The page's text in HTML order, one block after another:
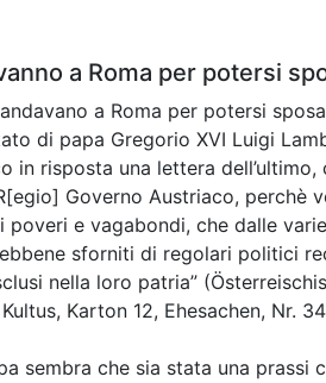
a Roma per potersi
a Roma per potersi
di papa Gregorio XVI Luigi
in risposta una lettera
Governo Austriaco, perchè
poveri e vagabondi, che dalle
sforniti di regolari politici
nella loro patria”
Karton 12, Ehesachen, Nr.
sembra che sia stata una